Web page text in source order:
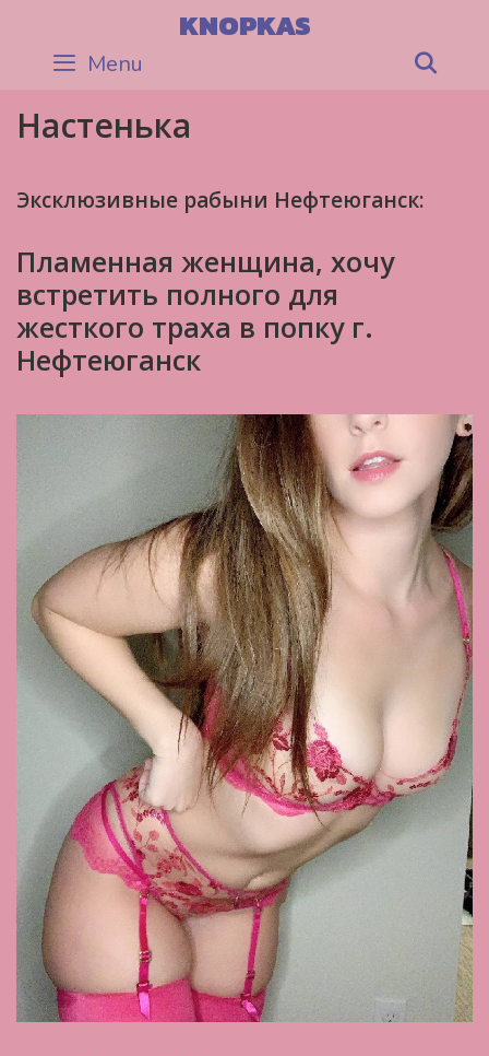
content
KNOPKAS
Menu
Настенька
Эксклюзивные рабыни Нефтеюганск:
Пламенная женщина, хочу
встретить полного для
жесткого траха в попку г.
Нефтеюганск